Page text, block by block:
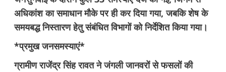
अधिकांश का समाधान मौके पर ही कर दिया गया, जबकि शेष के
समयबद्ध निस्तारण हेतु संबंधित विभागों को निर्देशित किया गया।
*प्रमुख जनसमस्याएं*
ग्रामीण राजेंद्र सिंह रावत ने जंगली जानवरों से फसलों की